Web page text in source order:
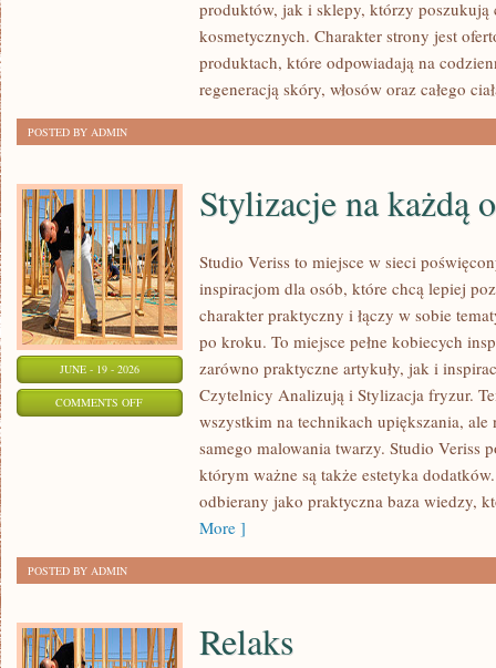
produktów, jak i sklepy, którzy poszukują
kosmetycznych. Charakter strony jest
produktach, które odpowiadają na
regeneracją skóry, włosów oraz całego
POSTED BY ADMIN
JUNE - 19 - 2026
COMMENTS OFFON
STYLIZACJE
Stylizacje na każdą
Studio Veriss to miejsce w sieci
inspiracjom dla osób, które chcą lepiej
charakter praktyczny i łączy w sobie
po kroku. To miejsce pełne kobiecych
zarówno praktyczne artykuły, jak i
Czytelnicy Analizują i Stylizacja fryzur.
wszystkim na technikach upiększania, ale
samego malowania twarzy. Studio Veriss
którym ważne są także estetyka
odbierany jako praktyczna baza wiedzy,
More ]
POSTED BY ADMIN
Relaks